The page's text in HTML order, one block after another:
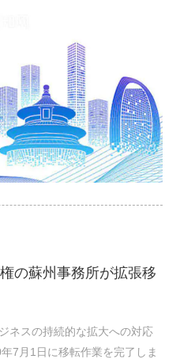
の蘇州事務所が拡張移
ネスの持続的な拡大への対応
7月1日に移転作業を完了しま